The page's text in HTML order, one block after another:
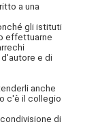
a una
gli istituti
effettuarne
e di
anche
c'è il collegio
di